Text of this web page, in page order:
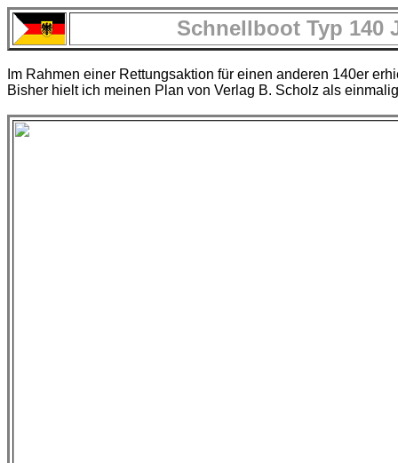
Schnellboot Typ 140
Im Rahmen einer Rettungsaktion für einen anderen 140er
Bisher hielt ich meinen Plan von Verlag B. Scholz als